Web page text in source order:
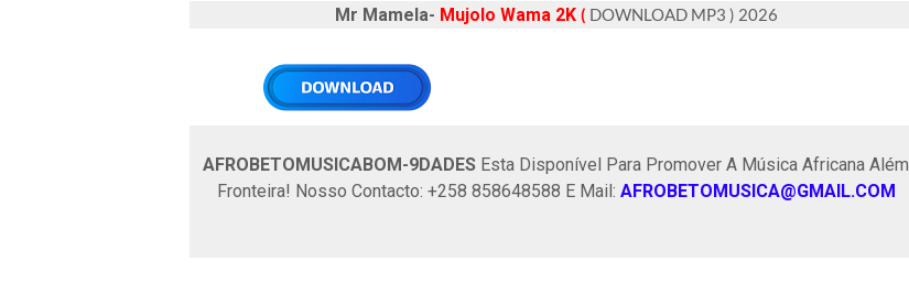
Mr Mamela- Mujolo Wama 2K ( DOWNLOAD MP3 ) 2026
AFROBETOMUSICABOM-9DADES Esta Disponível Para Promover A Música Africana Além
Fronteira! Nosso Contacto: +258 858648588 E Mail: AFROBETOMUSICA@GMAIL.COM